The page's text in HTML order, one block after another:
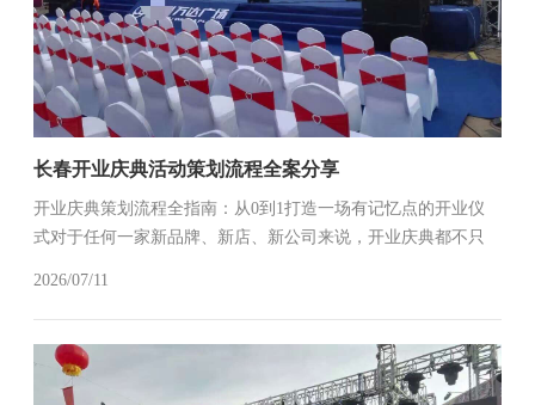
长春开业庆典活动策划流程全案分享
开业庆典策划流程全指南：从0到1打造一场有记忆点的开业仪
式对于任何一家新品牌、新店、新公司来说，开业庆典都不只
键节点。一场策划得...
2026/07/11